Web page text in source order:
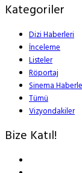
Kategoriler
Dizi Haberleri
İnceleme
Listeler
Röportaj
Sinema
Tümü
Vizyondakiler
Bize Katıl!